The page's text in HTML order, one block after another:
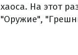
хаоса. На этот
"Оружие",